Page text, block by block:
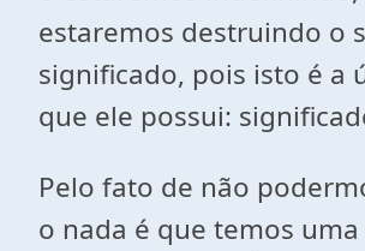
estaremos destruindo o
significado, pois isto é a
que ele possui:
Pelo fato de não
o nada é que temos